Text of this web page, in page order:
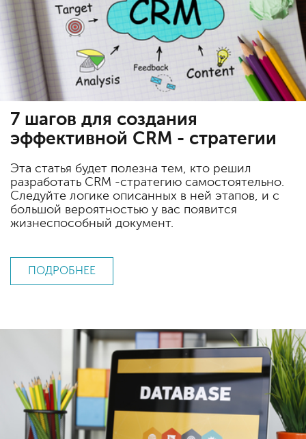
7 шагов для создания
эффективной CRM - стратегии
Эта статья будет полезна тем, кто решил
разработать CRM -стратегию самостоятельно.
Следуйте логике описанных в ней этапов, и с
большой вероятностью у вас появится
жизнеспособный документ.
ПОДРОБНЕЕ